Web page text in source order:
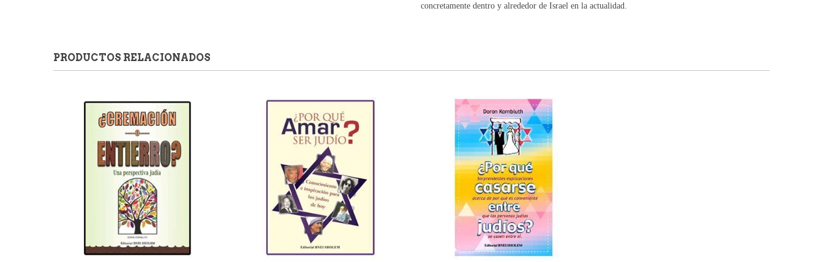
concretamente dentro y alrededor de Israel en la actualidad.
PRODUCTOS RELACIONADOS